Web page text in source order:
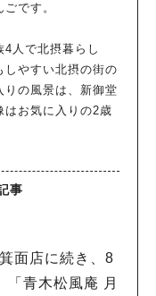
です。
人で北摂暮らし
しやすい北摂の街の
りの風景は、新御堂
はお気に入りの2歳
事
面店に続き、8
「青木松風庵 月